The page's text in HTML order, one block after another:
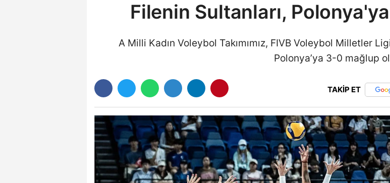
Filenin Sultanları,
A Milli Kadın Voleybol Takımımız, FIVB Voleybol Milletler
Polonya’ya 3-0 mağlup
TAKİP ET